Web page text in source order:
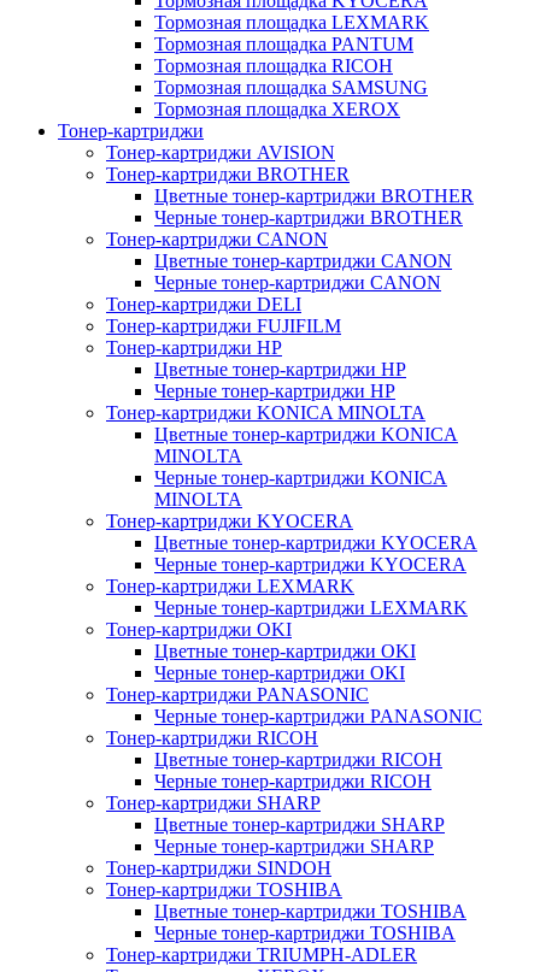
Тормозная площадка LEXMARK
Тормозная площадка PANTUM
Тормозная площадка RICOH
Тормозная площадка SAMSUNG
Тормозная площадка XEROX
Тонер-картриджи
Тонер-картриджи AVISION
Тонер-картриджи BROTHER
Цветные тонер-картриджи BROTHER
Черные тонер-картриджи BROTHER
Тонер-картриджи CANON
Цветные тонер-картриджи CANON
Черные тонер-картриджи CANON
Тонер-картриджи DELI
Тонер-картриджи FUJIFILM
Тонер-картриджи HP
Цветные тонер-картриджи HP
Черные тонер-картриджи HP
Тонер-картриджи KONICA MINOLTA
Цветные тонер-картриджи KONICA
MINOLTA
Черные тонер-картриджи KONICA
MINOLTA
Тонер-картриджи KYOCERA
Цветные тонер-картриджи KYOCERA
Черные тонер-картриджи KYOCERA
Тонер-картриджи LEXMARK
Черные тонер-картриджи LEXMARK
Тонер-картриджи OKI
Цветные тонер-картриджи OKI
Черные тонер-картриджи OKI
Тонер-картриджи PANASONIC
Черные тонер-картриджи PANASONIC
Тонер-картриджи RICOH
Цветные тонер-картриджи RICOH
Черные тонер-картриджи RICOH
Тонер-картриджи SHARP
Цветные тонер-картриджи SHARP
Черные тонер-картриджи SHARP
Тонер-картриджи SINDOH
Тонер-картриджи TOSHIBA
Цветные тонер-картриджи TOSHIBA
Черные тонер-картриджи TOSHIBA
Тонер-картриджи TRIUMPH-ADLER